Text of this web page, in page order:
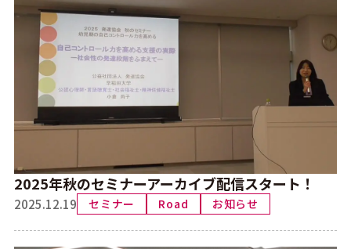
2025年秋のセミナーアーカイブ配信スタート！
2025.12.19 セミナー Road お知らせ